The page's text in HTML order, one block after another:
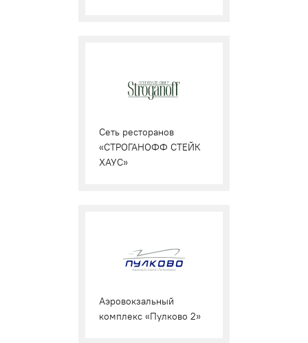
Cеть ресторанов
«СТРОГАНОФФ СТЕЙК
ХАУС»
Аэровокзальный
комплекс «Пулково 2»